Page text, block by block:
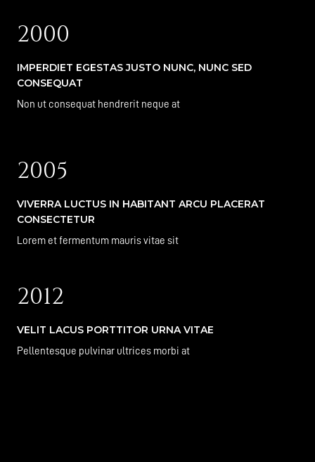
2000
IMPERDIET EGESTAS JUSTO NUNC, NUNC SED
CONSEQUAT
Non ut consequat hendrerit neque at
2005
VIVERRA LUCTUS IN HABITANT ARCU PLACERAT
CONSECTETUR
Lorem et fermentum mauris vitae sit
2012
VELIT LACUS PORTTITOR URNA VITAE
Pellentesque pulvinar ultrices morbi at